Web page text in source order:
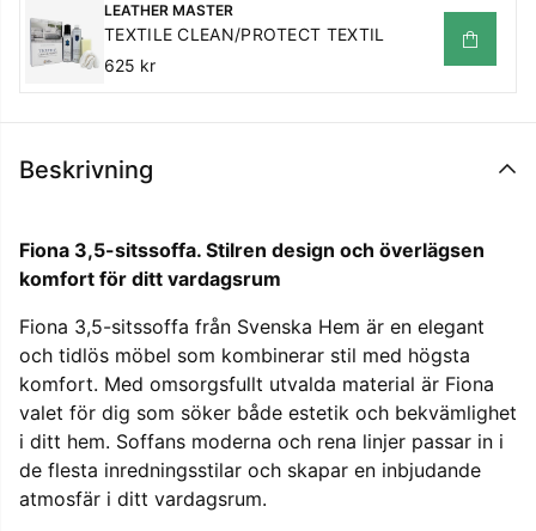
LEATHER MASTER
TEXTILE CLEAN/PROTECT TEXTIL
625 kr
Beskrivning
Fiona 3,5-sitssoffa. Stilren design och överlägsen
komfort för ditt vardagsrum
Fiona 3,5-sitssoffa från Svenska Hem är en elegant
och tidlös möbel som kombinerar stil med högsta
komfort. Med omsorgsfullt utvalda material är Fiona
valet för dig som söker både estetik och bekvämlighet
i ditt hem. Soffans moderna och rena linjer passar in i
de flesta inredningsstilar och skapar en inbjudande
atmosfär i ditt vardagsrum.